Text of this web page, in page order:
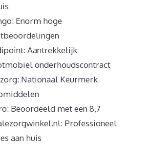
Enorm hoge
Aantrekkelijk
onderhoudscontract
Nationaal Keurmerk
Beoordeeld met een 8,7
Professioneel
aan huis